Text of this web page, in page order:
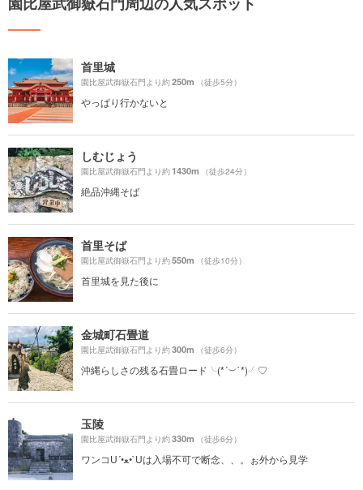
首里城
園比屋武御嶽石門より約250m （徒歩5分）
やっぱり行かないと
しむじょう
園比屋武御嶽石門より約1430m （徒歩24分）
絶品沖縄そば
首里そば
園比屋武御嶽石門より約550m （徒歩10分）
首里城を見た後に
金城町石畳道
園比屋武御嶽石門より約300m （徒歩6分）
沖縄らしさの残る石畳ロード╰(*´︶`*)╯♡
玉陵
園比屋武御嶽石門より約330m （徒歩6分）
ワンコU´•ﻌ•`Uは入場不可で断念、、。ぉ外から見学